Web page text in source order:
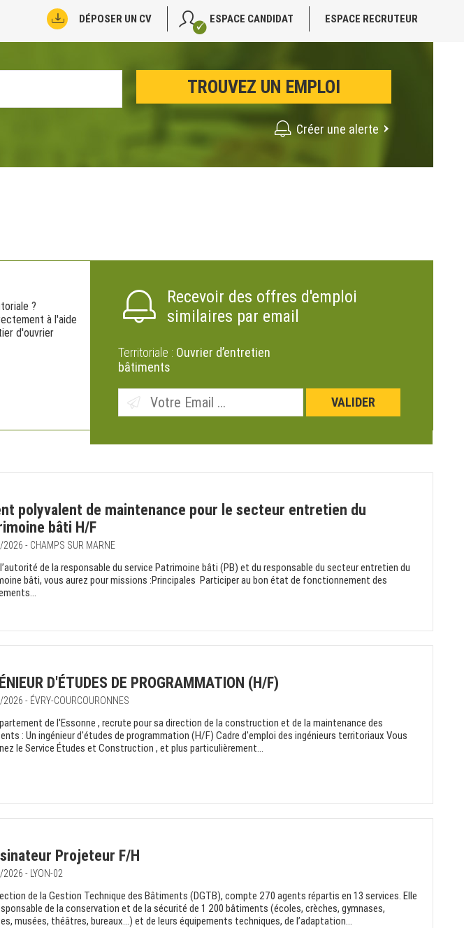
DÉPOSER UN CV ESPACE CANDIDAT ESPACE RECRUTEUR
Créer une alerte
?
à l'aide
d'ouvrier
Recevoir des offres d'emploi
similaires par email
Territoriale : Ouvrier d’entretien
bâtiments
polyvalent de maintenance pour le secteur entretien du
bâti H/F
- CHAMPS SUR MARNE
de la responsable du service Patrimoine bâti (PB) et du responsable du secteur entretien du
bâti, vous aurez pour missions :Principales Participer au bon état de fonctionnement des
D'ÉTUDES DE PROGRAMMATION (H/F)
- ÉVRY-COURCOURONNES
de l'Essonne , recrute pour sa direction de la construction et de la maintenance des
: Un ingénieur d'études de programmation (H/F) Cadre d'emploi des ingénieurs territoriaux Vous
le Service Études et Construction , et plus particulièrement...
Projeteur F/H
- LYON-02
de la Gestion Technique des Bâtiments (DGTB), compte 270 agents répartis en 13 services. Elle
de la conservation et de la sécurité de 1 200 bâtiments (écoles, crèches, gymnases,
musées, théâtres, bureaux…) et de leurs équipements techniques, de l’adaptation...